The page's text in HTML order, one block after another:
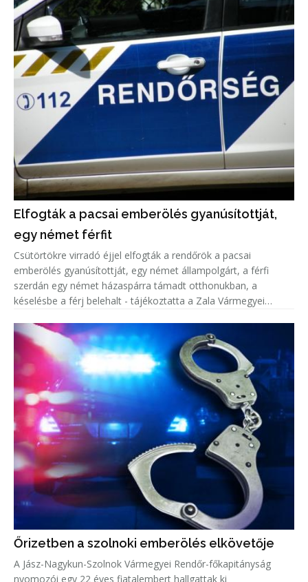
Elfogták a pacsai emberölés gyanúsítottját,
egy német férfit
Csütörtökre virradó éjjel elfogták a rendőrök a pacsai
emberölés gyanúsítottját, egy német állampolgárt, a férfi
szerdán egy német házaspárra támadt otthonukban, a
késelésbe a férj belehalt - tájékoztatta a Zala Vármegyei
Őrizetben a szolnoki emberölés elkövetője
A Jász-Nagykun-Szolnok Vármegyei Rendőr-főkapitányság
nyomozói egy 22 éves fiatalembert hallgattak ki